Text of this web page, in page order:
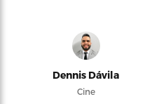
Dennis Dávila
Cine